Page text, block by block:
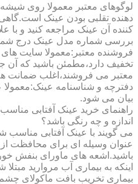
لوگوهای معتبر معمولا روی شیشه
دهنده تقلبی بودن عینک
کننده آن عینک مراجعه کنید و با
بررسی شماره مدل عینک درج
فروشنده معتبر:معمولا سایت
تخفیف دارد،مطمئن باشید که
معتبر می فروشند،اغلب ضمانت
دفترچه و شناسنامه
بیان می شود.
راهنمای خرید عینک آفتابی
اندازه و چه رنگی باشد؟
می گویند با عینک آفتابی مناسب
عنوان وسیله ای برای محافظت از
باشید.اشعه های ماورای بنفش
اینکه به بیماری آب مروارید
بیماری تخریب بافت ماکولای